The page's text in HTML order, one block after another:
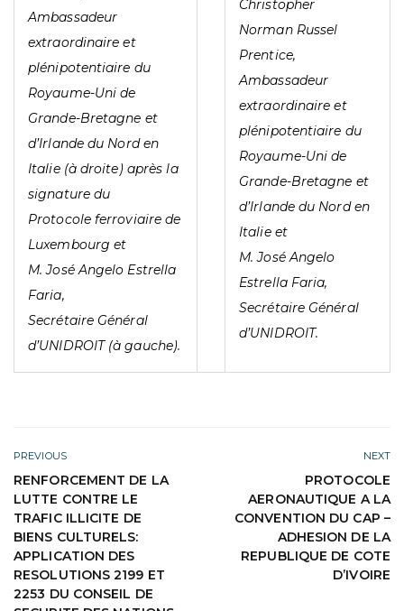
Ambassadeur
extraordinaire et
plénipotentiaire du
Royaume-Uni de
Grande-Bretagne et
d’Irlande du Nord en
Italie (à droite) après la
signature du
Protocole ferroviaire de
Luxembourg et
M. José Angelo Estrella
Faria,
Secrétaire Général
d’UNIDROIT (à gauche).
Christopher
Norman Russel
Prentice,
Ambassadeur
extraordinaire et
plénipotentiaire du
Royaume-Uni de
Grande-Bretagne et
d’Irlande du Nord en
Italie et
M. José Angelo
Estrella Faria,
Secrétaire Général
d’UNIDROIT.
PREVIOUS
RENFORCEMENT DE LA
LUTTE CONTRE LE
TRAFIC ILLICITE DE
BIENS CULTURELS:
APPLICATION DES
RESOLUTIONS 2199 ET
2253 DU CONSEIL DE
NEXT
PROTOCOLE
AERONAUTIQUE A LA
CONVENTION DU CAP –
ADHESION DE LA
REPUBLIQUE DE COTE
D’IVOIRE